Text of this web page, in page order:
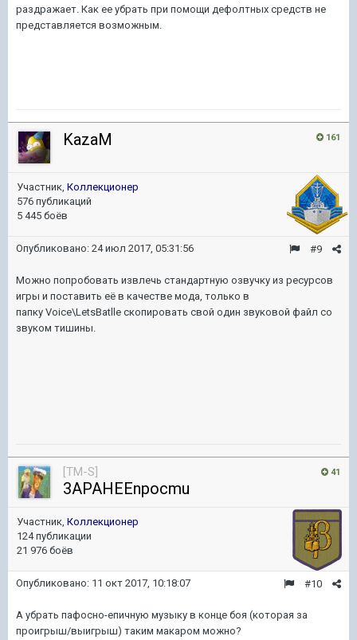
раздражает. Как ее убрать при помощи дефолтных средств не
представляется возможным.
161
KazaM
Участник, Коллекционер
576 публикаций
5 445 боёв
#9
Опубликовано: 24 июл 2017, 05:31:56
Можно попробовать извлечь стандартную озвучку из ресурсов
игры и поставить её в качестве мода, только в
папку Voice\LetsBatlle скопировать свой один звуковой файл со
звуком тишины.
41
[TM-S]
3APAHEEnpocmu
Участник, Коллекционер
124 публикации
21 976 боёв
#10
Опубликовано: 11 окт 2017, 10:18:07
А убрать пафосно-епичную музыку в конце боя (которая за
проигрыш/выигрыш) таким макаром можно?